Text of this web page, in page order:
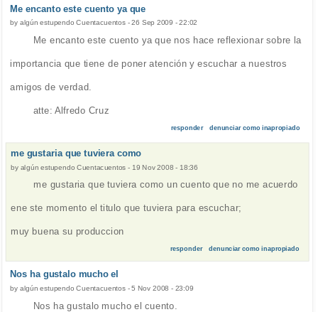
Me encanto este cuento ya que
by algún estupendo Cuentacuentos-26 Sep 2009 - 22:02
Me encanto este cuento ya que nos hace reflexionar sobre la
importancia que tiene de poner atención y escuchar a nuestros
amigos de verdad.
atte: Alfredo Cruz
responder denunciar como inapropiado
me gustaria que tuviera como
by algún estupendo Cuentacuentos - 19 Nov 2008 - 18:36
me gustaria que tuviera como un cuento que no me acuerdo
ene ste momento el titulo que tuviera para escuchar;
muy buena su produccion
responder denunciar como inapropiado
Nos ha gustalo mucho el
by algún estupendo Cuentacuentos-5 Nov 2008 - 23:09
Nos ha gustalo mucho el cuento.